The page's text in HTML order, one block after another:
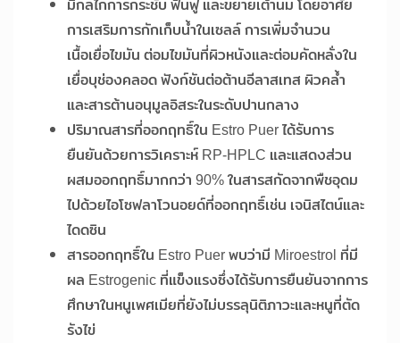
มีกลไกการกระชับ ฟื้นฟู และขยายเต้านม โดยอาศัย
การเสริมการกักเก็บน้ำในเซลล์ การเพิ่มจำนวน
เนื้อเยื่อไขมัน ต่อมไขมันที่ผิวหนังและต่อมคัดหลั่งใน
เยื่อบุช่องคลอด ฟังก์ชันต่อต้านอีลาสเทส ผิวคล้ำ
และสารต้านอนุมูลอิสระในระดับปานกลาง
ปริมาณสารที่ออกฤทธิ์ใน Estro Puer ได้รับการ
ยืนยันด้วยการวิเคราะห์ RP-HPLC และแสดงส่วน
ผสมออกฤทธิ์มากกว่า 90% ในสารสกัดจากพืชอุดม
ไปด้วยไอโซฟลาโวนอยด์ที่ออกฤทธิ์เช่น เจนิสไตน์และ
ไดดซิน
สารออกฤทธิ์ใน Estro Puer พบว่ามี Miroestrol ที่มี
ผล Estrogenic ที่แข็งแรงซึ่งได้รับการยืนยันจากการ
ศึกษาในหนูเพศเมียที่ยังไม่บรรลุนิติภาวะและหนูที่ตัด
รังไข่